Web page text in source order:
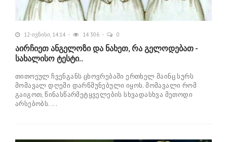
12-ივნისი, 14:14 14 306 0
აირჩიეთ ანგელოზი და ნახეთ, რა გელოდებათ -
სახალისო ტესტი..
თითოეულ ჩვენგანს ცხოვრებაში ერთხელ მაინც სურს
მომავალ დღეში დარწმუნებული იყოს. მომავალი რომ
გაიგოთ, წინასწარმეტყველების სხვადასხვა მეთოდი
არსებობს. ...